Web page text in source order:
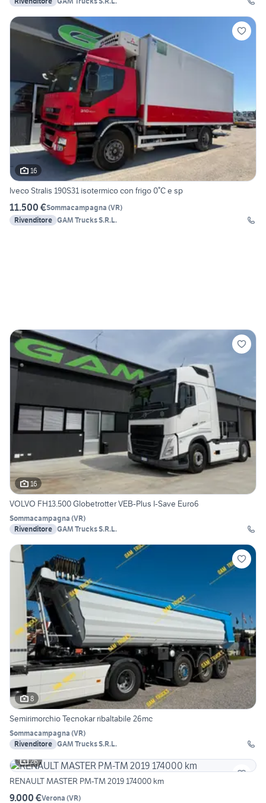
16
Iveco Stralis 190S31 isotermico con frigo 0°C e sp
11.500 €Sommacampagna (VR)
Rivenditore GAM Trucks S.R.L.
16
VOLVO FH13.500 Globetrotter VEB-Plus I-Save Euro6
Sommacampagna (VR)
Rivenditore GAM Trucks S.R.L.
8
Semirimorchio Tecnokar ribaltabile 26mc
Sommacampagna (VR)
Rivenditore GAM Trucks S.R.L.
26
RENAULT MASTER PM-TM 2019 174000 km
9.000 €Verona (VR)